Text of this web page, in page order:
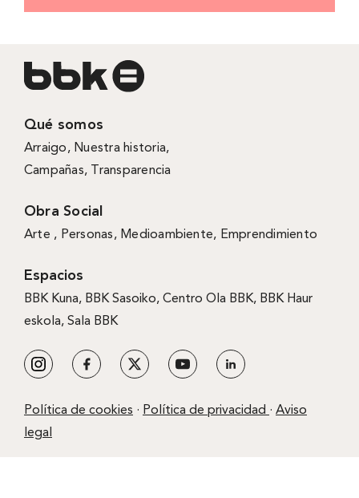
Qué somos
Arraigo, Nuestra historia,
Campañas, Transparencia
Obra Social
Arte , Personas, Medioambiente, Emprendimiento
Espacios
BBK Kuna, BBK Sasoiko, Centro Ola BBK, BBK Haur
eskola, Sala BBK
Política de cookies · Política de privacidad · Aviso
legal